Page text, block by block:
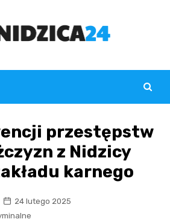
przestępstw
z Nidzicy
karnego
24 lutego 2025